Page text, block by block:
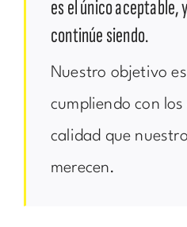
es el único aceptable,
continúe siendo.
Nuestro objetivo
cumpliendo con
calidad que
merecen.